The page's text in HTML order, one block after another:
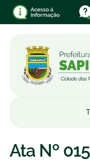
Ata Nº